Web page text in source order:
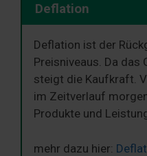
Deflation
Deflation ist der
Preisniveaus. Da das
steigt die Kaufkraft.
im Zeitverlauf
Produkte und
mehr dazu hier: